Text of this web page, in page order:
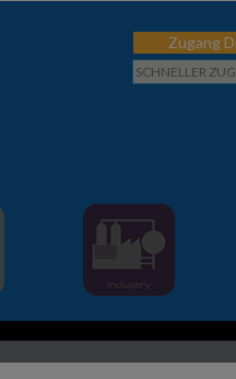
Zugang